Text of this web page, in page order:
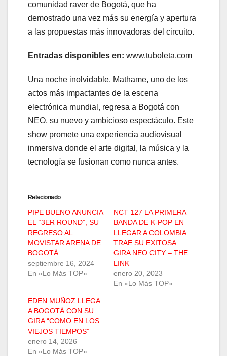
comunidad raver de Bogotá, que ha
demostrado una vez más su energía y apertura
a las propuestas más innovadoras del circuito.
Entradas disponibles en: www.tuboleta.com
Una noche inolvidable. Mathame, uno de los
actos más impactantes de la escena
electrónica mundial, regresa a Bogotá con
NEO, su nuevo y ambicioso espectáculo. Este
show promete una experiencia audiovisual
inmersiva donde el arte digital, la música y la
tecnología se fusionan como nunca antes.
Relacionado
PIPE BUENO ANUNCIA
EL “3ER ROUND”, SU
REGRESO AL
MOVISTAR ARENA DE
BOGOTÁ
septiembre 16, 2024
En «Lo Más TOP»
NCT 127 LA PRIMERA
BANDA DE K-POP EN
LLEGAR A COLOMBIA
TRAE SU EXITOSA
GIRA NEO CITY – THE
LINK
enero 20, 2023
En «Lo Más TOP»
EDEN MUÑOZ LLEGA
A BOGOTÁ CON SU
GIRA “COMO EN LOS
VIEJOS TIEMPOS”
enero 14, 2026
En «Lo Más TOP»